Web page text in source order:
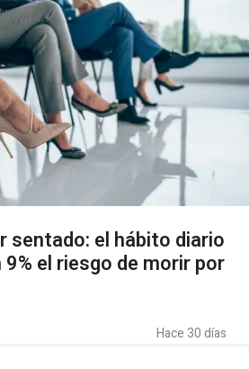
sentado: el hábito diario
el riesgo de morir por
Hace 30 días